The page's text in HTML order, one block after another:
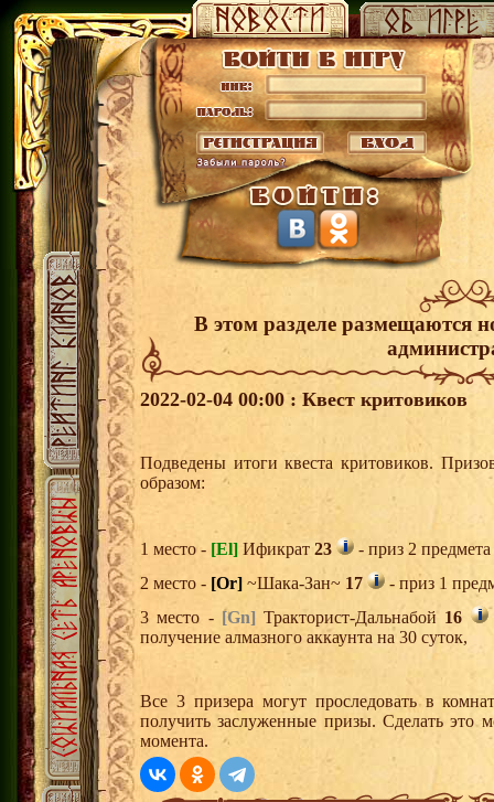
В этом разделе размещаются
2022-02-04 00:00 : Квест критовиков
Подведены итоги квеста критовиков.
образом:
1 место - [El] Ификрат 23
- приз 2
2 место - [Or] ~Шака-Зан~ 17
- приз 1
3 место - [Gn] Тракторист-Дальнабой 16
получение алмазного аккаунта на 30 суток,
Все 3 призера могут проследовать в
получить заслуженные призы. Сделать это
момента.